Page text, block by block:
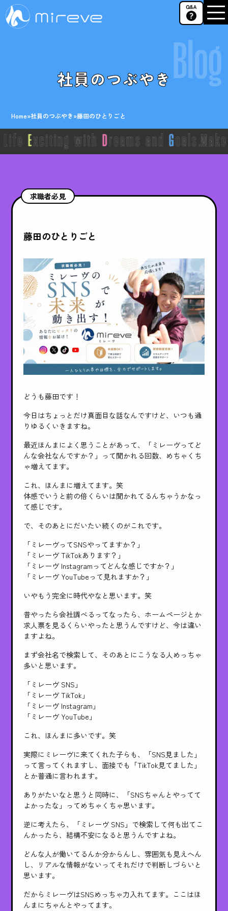
Blog
社員のつぶやき
Home»社員のつぶやき»藤田のひとりごと
求職者必見
藤田のひとりごと
どうも藤田です！
今日はちょっとだけ真面目な話なんですけど、いつも通
りゆるくいきますね。
最近ほんまによく思うことがあって、「ミレーヴってど
んな会社なんですか？」って聞かれる回数、めちゃくち
ゃ増えてます。
これ、ほんまに増えてます。笑
体感でいうと前の倍くらいは聞かれてるんちゃうかなっ
て感じです。
で、そのあとにだいたい続くのがこれです。
「ミレーヴってSNSやってますか？」
「ミレーヴ TikTokあります？」
「ミレーヴ Instagramってどんな感じですか？」
「ミレーヴ YouTubeって見れますか？」
いやもう完全に時代やなと思います。笑
昔やったら会社調べるってなったら、ホームページとか
求人票を見るくらいやったと思うんですけど、今は違い
ますよね。
まず会社名で検索して、そのあとにこうなる人めっちゃ
多いと思います。
「ミレーヴ SNS」
「ミレーヴ TikTok」
「ミレーヴ Instagram」
「ミレーヴ YouTube」
これ、ほんまに多いです。笑
実際にミレーヴに来てくれた子らも、「SNS見ました」
って言ってくれますし、面接でも「TikTok見てました」
とか普通に言われます。
ありがたいなと思うと同時に、「SNSちゃんとやってて
よかったな」ってめちゃくちゃ思います。
逆に考えたら、「ミレーヴ SNS」で検索して何も出てこ
んかったら、結構不安になると思うんですよね。
どんな人が働いてるんか分からんし、雰囲気も見えへん
し、リアルな情報がないってそれだけで判断しづらいと
思います。
だからミレーヴはSNSめっちゃ力入れてます。ここはほ
んまにちゃんとやってます。